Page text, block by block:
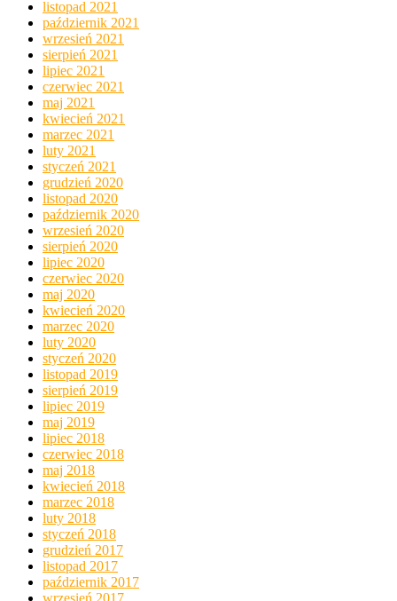
listopad 2021
październik 2021
wrzesień 2021
sierpień 2021
lipiec 2021
czerwiec 2021
maj 2021
kwiecień 2021
marzec 2021
luty 2021
styczeń 2021
grudzień 2020
listopad 2020
październik 2020
wrzesień 2020
sierpień 2020
lipiec 2020
czerwiec 2020
maj 2020
kwiecień 2020
marzec 2020
luty 2020
styczeń 2020
listopad 2019
sierpień 2019
lipiec 2019
maj 2019
lipiec 2018
czerwiec 2018
maj 2018
kwiecień 2018
marzec 2018
luty 2018
styczeń 2018
grudzień 2017
listopad 2017
październik 2017